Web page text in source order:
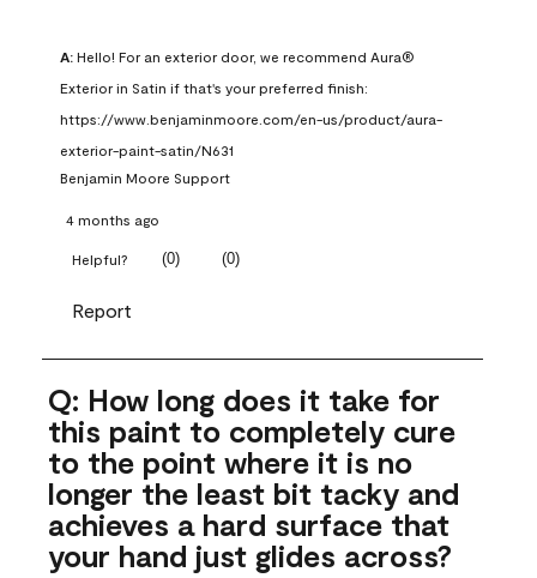
A: Hello! For an exterior door, we recommend Aura®
Exterior in Satin if that's your preferred finish:
https://www.benjaminmoore.com/en-us/product/aura-
exterior-paint-satin/N631
Benjamin Moore Support
4 months ago
Helpful? (0) (0)
Report
Q: How long does it take for
this paint to completely cure
to the point where it is no
longer the least bit tacky and
achieves a hard surface that
your hand just glides across?